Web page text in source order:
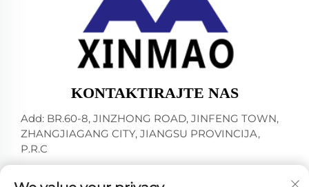
KONTAKTIRAJTE NAS
Add: BR.60-8, JINZHONG ROAD, JINFENG TOWN,
ZHANGJIAGANG CITY, JIANGSU PROVINCIJA,
P.R.C
-Tel:+86-18952445692